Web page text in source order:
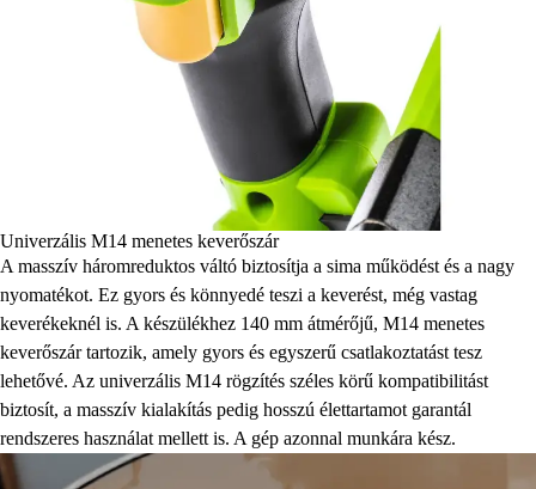
Univerzális M14 menetes keverőszár
A masszív háromreduktos váltó biztosítja a sima működést és a nagy
nyomatékot. Ez gyors és könnyedé teszi a keverést, még vastag
keverékeknél is. A készülékhez 140 mm átmérőjű, M14 menetes
keverőszár tartozik, amely gyors és egyszerű csatlakoztatást tesz
lehetővé. Az univerzális M14 rögzítés széles körű kompatibilitást
biztosít, a masszív kialakítás pedig hosszú élettartamot garantál
rendszeres használat mellett is. A gép azonnal munkára kész.